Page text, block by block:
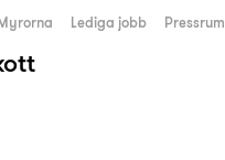
Lediga jobb Pressrum